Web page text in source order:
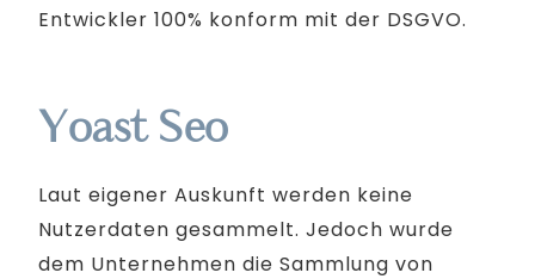
Entwickler 100% konform mit der DSGVO.
Yoast Seo
Laut eigener Auskunft werden keine
Nutzerdaten gesammelt. Jedoch wurde
dem Unternehmen die Sammlung von